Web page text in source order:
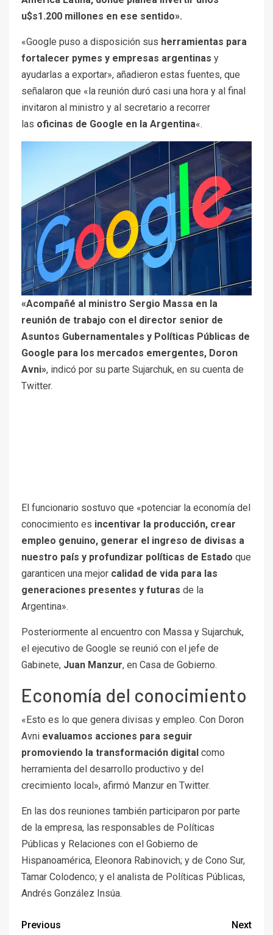
u$s1.200 millones en ese sentido».
«Google puso a disposición sus herramientas para
fortalecer pymes y empresas argentinas y
ayudarlas a exportar», añadieron estas fuentes, que
señalaron que «la reunión duró casi una hora y al final
invitaron al ministro y al secretario a recorrer
las oficinas de Google en la Argentina«.
«Acompañé al ministro Sergio Massa en la
reunión de trabajo con el director senior de
Asuntos Gubernamentales y Políticas Públicas de
Google para los mercados emergentes, Doron
Avni», indicó por su parte Sujarchuk, en su cuenta de
Twitter.
El funcionario sostuvo que «potenciar la economía del
conocimiento es incentivar la producción, crear
empleo genuino, generar el ingreso de divisas a
nuestro país y profundizar políticas de Estado que
garanticen una mejor calidad de vida para las
generaciones presentes y futuras de la
Argentina».
Posteriormente al encuentro con Massa y Sujarchuk,
el ejecutivo de Google se reunió con el jefe de
Gabinete, Juan Manzur, en Casa de Gobierno.
Economía del conocimiento
«Esto es lo que genera divisas y empleo. Con Doron
Avni evaluamos acciones para seguir
promoviendo la transformación digital como
herramienta del desarrollo productivo y del
crecimiento local», afirmó Manzur en Twitter.
En las dos reuniones también participaron por parte
de la empresa, las responsables de Políticas
Públicas y Relaciones con el Gobierno de
Hispanoamérica, Eleonora Rabinovich; y de Cono Sur,
Tamar Colodenco; y el analista de Políticas Públicas,
Andrés González Insúa.
Previous Next